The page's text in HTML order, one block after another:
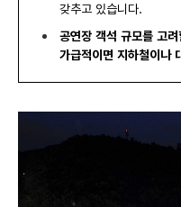
갖추고 있습니다.
공연장 객석 규모를 고
가급적이면 지하철이나